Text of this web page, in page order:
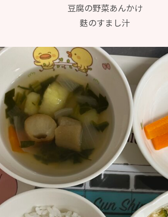
豆腐の野菜あんかけ
麩のすまし汁